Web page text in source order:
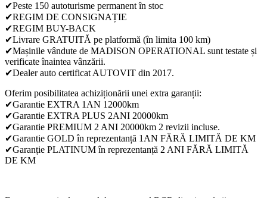
✔Peste 150 autoturisme permanent în stoc
✔REGIM DE CONSIGNAȚIE
✔REGIM BUY-BACK
✔Livrare GRATUITĂ pe platformă (în limita 100 km)
✔Mașinile vândute de MADISON OPERATIONAL sunt testate și
verificate înaintea vânzării.
✔Dealer auto certificat AUTOVIT din 2017.
Oferim posibilitatea achiziționării unei extra garanții:
✔Garantie EXTRA 1AN 12000km
✔Garantie EXTRA PLUS 2ANI 20000km
✔Garantie PREMIUM 2 ANI 20000km 2 revizii incluse.
✔Garantie GOLD în reprezentanță 1AN FĂRĂ LIMITĂ DE KM
✔Garanție PLATINUM în reprezentanță 2 ANI FĂRĂ LIMITĂ
DE KM